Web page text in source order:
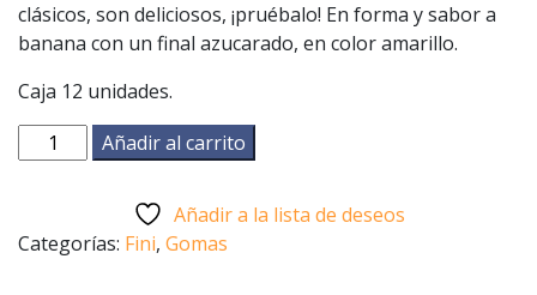
clásicos, son deliciosos, ¡pruébalo! En forma y sabor a
banana con un final azucarado, en color amarillo.
Caja 12 unidades.
Gelatina
Banana
cantidad
Añadir al carrito
Añadir a la lista de deseos
Categorías: Fini, Gomas